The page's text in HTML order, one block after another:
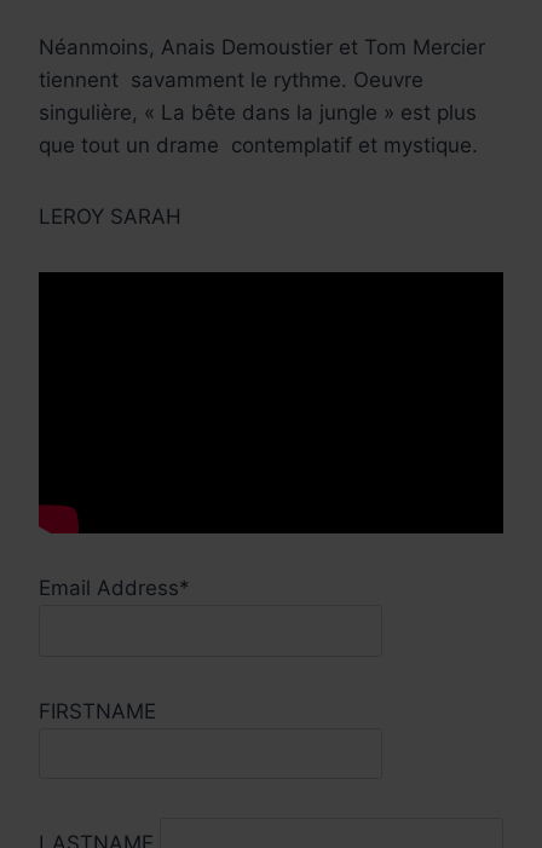
Néanmoins, Anais Demoustier et Tom Mercier
tiennent savamment le rythme. Oeuvre
singulière, « La bête dans la jungle » est plus
que tout un drame contemplatif et mystique.
LEROY SARAH
Email Address*
FIRSTNAME